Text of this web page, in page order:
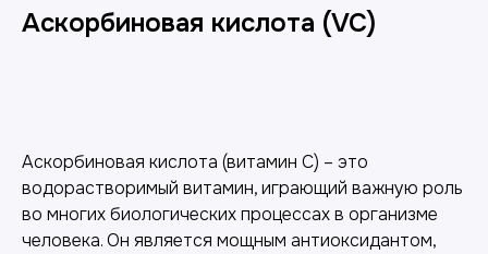
Аскорбиновая кислота (VC)
Аскорбиновая кислота (витамин C) – это
водорастворимый витамин, играющий важную роль
во многих биологических процессах в организме
человека. Он является мощным антиоксидантом,